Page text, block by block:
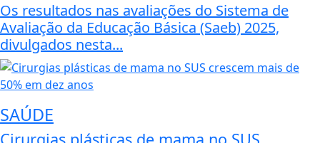
Os resultados nas avaliações do Sistema de
Avaliação da Educação Básica (Saeb) 2025,
divulgados nesta...
SAÚDE